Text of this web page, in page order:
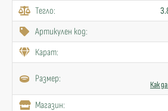
Тегло:
Артикулен код:
Карат:
Размер: Как
Mагазин: